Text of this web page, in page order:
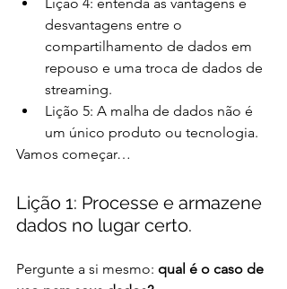
Lição 4: entenda as vantagens e
desvantagens entre o
compartilhamento de dados em
repouso e uma troca de dados de
streaming.
Lição 5: A malha de dados não é
um único produto ou tecnologia.
Vamos começar…
Lição 1: Processe e armazene
dados no lugar certo.
Pergunte a si mesmo: qual é o caso de